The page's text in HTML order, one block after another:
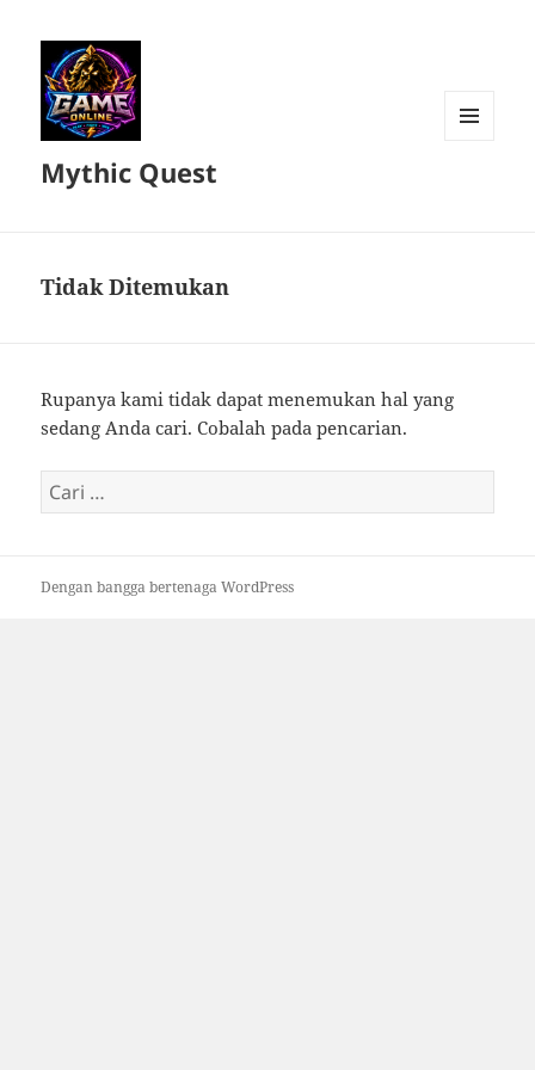
Mythic Quest
Tidak Ditemukan
Rupanya kami tidak dapat menemukan hal yang
sedang Anda cari. Cobalah pada pencarian.
Cari
untuk:
Dengan bangga bertenaga WordPress